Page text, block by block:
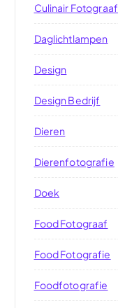
Culinair Fotograaf
Daglichtlampen
Design
Design Bedrijf
Dieren
Dierenfotografie
Doek
Food Fotograaf
Food Fotografie
Foodfotografie